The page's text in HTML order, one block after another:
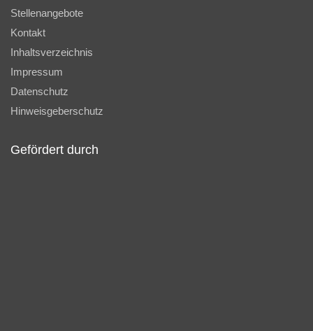
Stellenangebote
Kontakt
Inhaltsverzeichnis
Impressum
Datenschutz
Hinweisgeberschutz
Gefördert durch